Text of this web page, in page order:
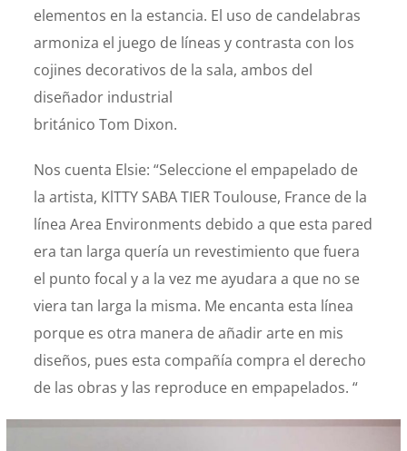
elementos en la estancia. El uso de candelabras
armoniza el juego de líneas y contrasta con los
cojines decorativos de la sala, ambos del
diseñador industrial
británico Tom Dixon.
Nos cuenta Elsie: “Seleccione el empapelado de
la artista, KlTTY SABA TIER Toulouse, France de la
línea Area Environments debido a que esta pared
era tan larga quería un revestimiento que fuera
el punto focal y a la vez me ayudara a que no se
viera tan larga la misma. Me encanta esta línea
porque es otra manera de añadir arte en mis
diseños, pues esta compañía compra el derecho
de las obras y las reproduce en empapelados. “